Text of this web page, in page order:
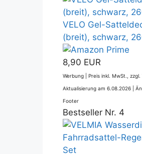
VELO Gel-
(breit), schwarz,
8,90 EUR
Werbung | Preis inkl. MwSt., zzgl.
Aktualisierung am 6.08.2026 |
Footer
Bestseller Nr. 4